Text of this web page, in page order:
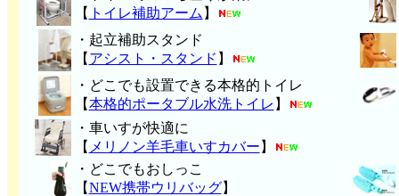
【 トイレ補助アーム 】
・起立補助スタンド
【 アシスト・スタンド 】
・どこでも設置できる本格的トイレ
【本格的ポータブル水洗トイレ 】
・車いすが快適に
【 メリノン羊毛車いすカバー 】
・どこでもおしっこ
【NEW携帯ウリバッグ】